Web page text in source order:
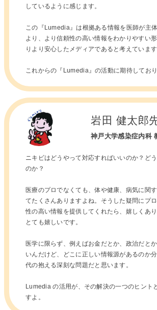
しているように感じます。
この『Lumedia』は根拠ある情報を医師が主
より、より信頼性の高い情報をわかりやすい
りより安心したメディアであると考えています
これからの『Lumedia』の活動に期待しており
岩田 健太郎
神戸大学感染症内科
ニキビはどうやって対応すればいいのか？ど
のか？
医療のプロでなくても、体や健康、病気に関
てたくさんありますよね。そうした疑問にプ
性の高い情報を提供してくれたら、嬉しくあ
とても嬉しいです。
医学に限らず、例えばお金だとか、政治だと
いんだけど、どこに正しい情報源があるのか
代の抱える深刻な問題だと思います。
Lumedia の活用が、その解決の一つのヒント
すよ。